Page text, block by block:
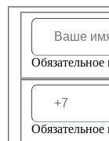
Обязательное
Обязательное